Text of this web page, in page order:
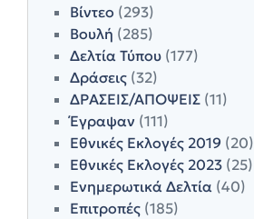
Βίντεο (293)
Βουλή (285)
Δελτία Τύπου (177)
Δράσεις (32)
ΔΡΑΣΕΙΣ/ΑΠΟΨΕΙΣ (11)
Έγραψαν (111)
Εθνικές Εκλογές 2019 (20)
Εθνικές Εκλογές 2023 (25)
Ενημερωτικά Δελτία (40)
Επιτροπές (185)